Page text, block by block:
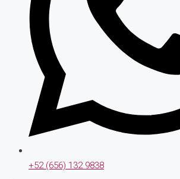
+52 (656) 132 9838